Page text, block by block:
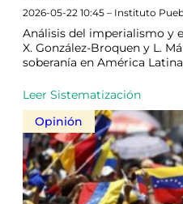
2026-05-22 10:45 – Instituto
Análisis del imperialismo y
X. González-Broquen y L.
soberanía en América
Leer Sistematización
Opinión